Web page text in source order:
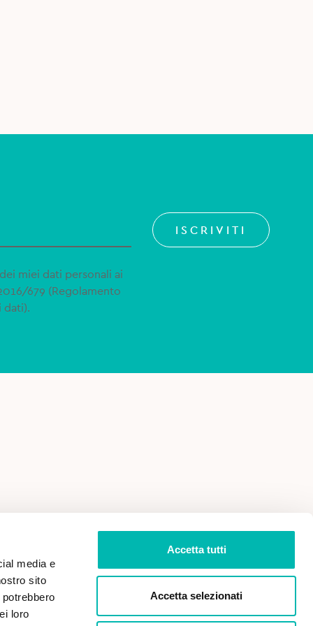
media e
sito
loro
Accetta tutti
Accetta selezionati
miei dati personali ai
679 (Regolamento
dati).
ISCRIVITI